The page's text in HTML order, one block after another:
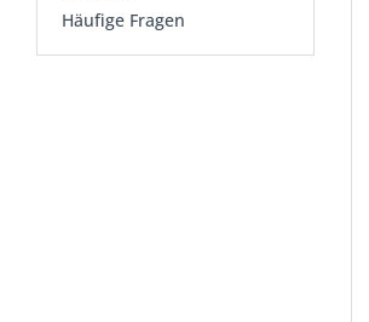
Häufige Fragen